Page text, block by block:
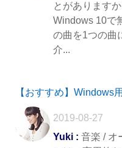
とがあります
Windows 10で
の曲を1つの曲
介...
【おすすめ】Windows
2019-08-27
Yuki : 音楽 / オ